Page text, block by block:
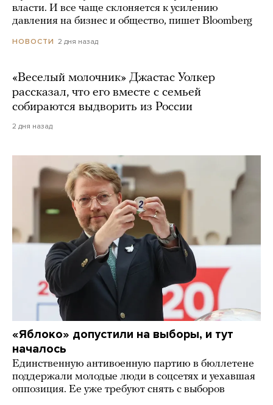
власти. И все чаще склоняется к усилению
давления на бизнес и общество, пишет Bloomberg
НОВОСТИ 2 дня назад
«Веселый молочник» Джастас Уолкер
рассказал, что его вместе с семьей
собираются выдворить из России
2 дня назад
«Яблоко» допустили на выборы, и тут
началось
Единственную антивоенную партию в бюллетене
поддержали молодые люди в соцсетях и уехавшая
оппозиция. Ее уже требуют снять с выборов